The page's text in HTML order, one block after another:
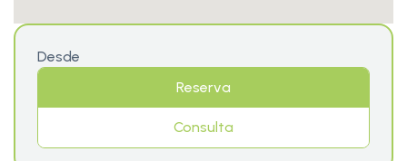
Desde
Reserva
Consulta